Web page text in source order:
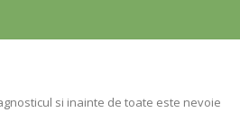
si inainte de toate este nevoie